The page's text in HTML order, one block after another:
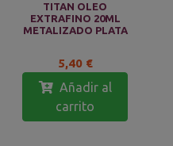
TITAN OLEO
EXTRAFINO 20ML
METALIZADO PLATA
5,40 €
Añadir al
carrito